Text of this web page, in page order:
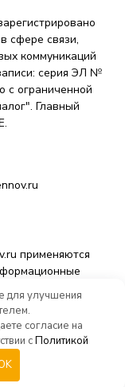
сфере связи,
коммуникаций
серия ЭЛ №
с ограниченной
Главный
применяются
на основе сбора,
относящихся к
«Интернет»,
Федерации).
для улучшения
согласие на
сПолитикой